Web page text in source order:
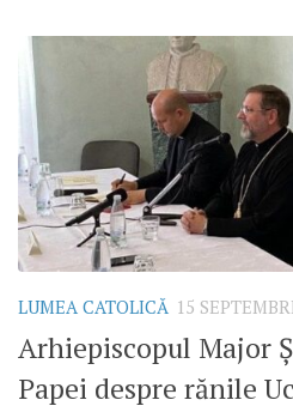
LUMEA CATOLICĂ 15
Arhiepiscopul Major
Papei despre rănile